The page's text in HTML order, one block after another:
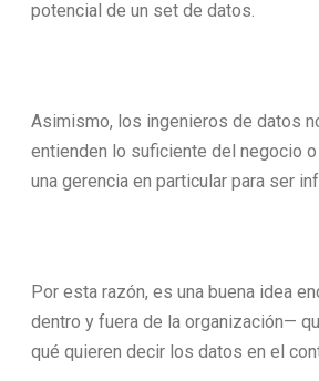
potencial de un set de datos.
Asimismo, los ingenieros de datos
entienden lo suficiente del negocio
una gerencia en particular para ser
Por esta razón, es una buena idea
dentro y fuera de la organización—
qué quieren decir los datos en el